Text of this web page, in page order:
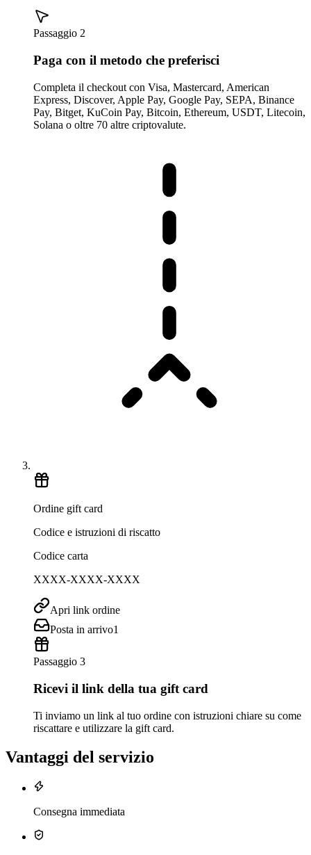
Passaggio 2
Paga con il metodo che preferisci
Completa il checkout con Visa, Mastercard, American
Express, Discover, Apple Pay, Google Pay, SEPA, Binance
Pay, Bitget, KuCoin Pay, Bitcoin, Ethereum, USDT, Litecoin,
Solana o oltre 70 altre criptovalute.
Ordine gift card
Codice e istruzioni di riscatto
Codice carta
XXXX-XXXX-XXXX
Apri link ordine
Posta in arrivo1
Passaggio 3
Ricevi il link della tua gift card
Ti inviamo un link al tuo ordine con istruzioni chiare su come
riscattare e utilizzare la gift card.
Vantaggi del servizio
Consegna immediata